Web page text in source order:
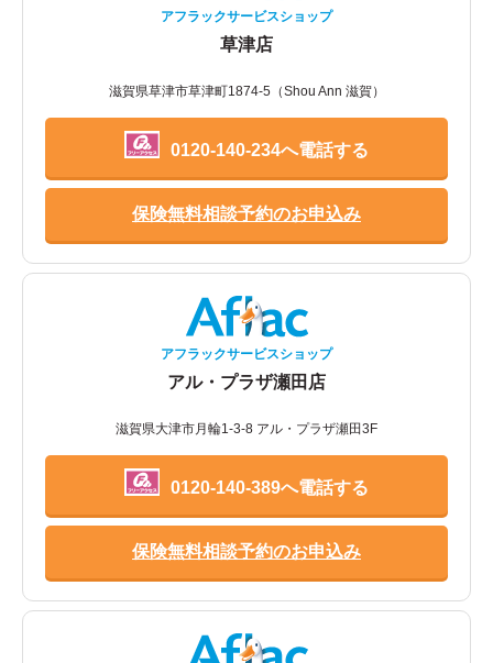
アフラックサービスショップ
草津店
滋賀県草津市草津町1874-5（Shou Ann 滋賀）
0120-140-234へ電話する
保険無料相談予約のお申込み
アフラックサービスショップ
アル・プラザ瀬田店
滋賀県大津市月輪1-3-8 アル・プラザ瀬田3F
0120-140-389へ電話する
保険無料相談予約のお申込み